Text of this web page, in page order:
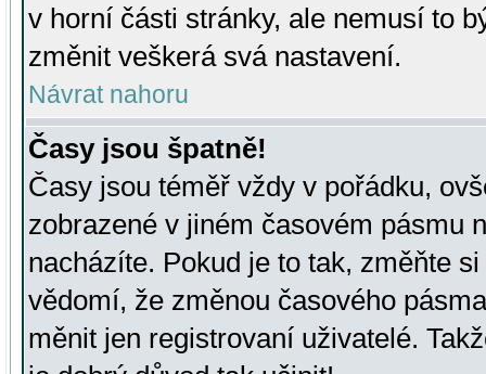
v horní části stránky, ale nemusí to
změnit veškerá svá nastavení.
Návrat nahoru
Časy jsou špatně!
Časy jsou téměř vždy v pořádku,
zobrazené v jiném časovém pásmu
nacházíte. Pokud je to tak, změňte
vědomí, že změnou časového
měnit jen registrovaní uživatelé.